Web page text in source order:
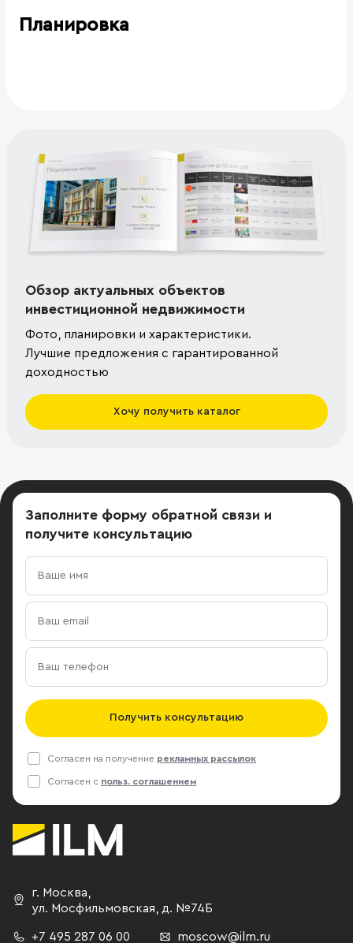
Планировка
Обзор актуальных объектов
инвестиционной недвижимости
Фото, планировки и характеристики.
Лучшие предложения с гарантированной
доходностью
Хочу получить каталог
Заполните форму обратной связи и
получите консультацию
Получить консультацию
Согласен на получение рекламных рассылок
Согласен с польз. соглашением
г. Москва
ул. Мосфильмовская,
д. №74Б
+7 495 287 06 00 moscow@ilm.ru